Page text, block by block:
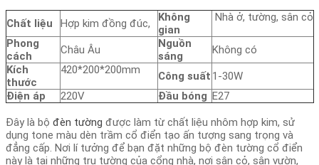
Chất liệu Hợp kim đồng đúc,
Không
gian
Nhà ở, tường, sân cỏ
Phong
cách
Châu Âu
Nguồn
sáng
Không có
Kích
thước
420*200*200mm Công suất 1-30W
Điện áp
220V Đầu bóng E27
Đây là bộ đèn tường được làm từ chất liệu nhôm hợp kim, sử
dụng tone màu dèn trầm cổ điển tạo ấn tượng sang trọng và
đẳng cấp. Nơi lí tưởng để bạn đặt những bộ đèn tường cổ điển
này là tại những trụ tường của cổng nhà, nơi sân cỏ, sân vườn,